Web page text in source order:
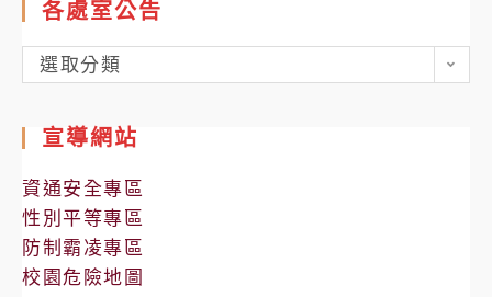
各處室公告
各
處
公
告
選取分類
宣導網站
資通安全專區
性別平等專區
防制霸凌專區
校園危險地圖